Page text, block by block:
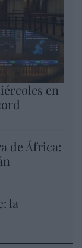
en
de África:
la